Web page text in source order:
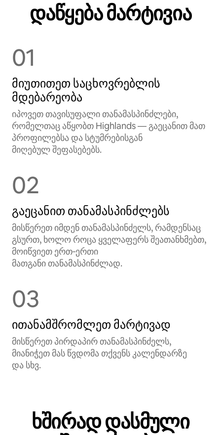
დაწყება მარტივია
01
მიუთითეთ საცხოვრებლის
მდებარეობა
იპოვეთ თავისუფალი თანამასპინძლები,
რომელთაც აწყობთ Highlands — გაეცანით მათ
პროფილებსა და სტუმრებისგან
მიღებულ შეფასებებს.
02
გაეცანით თანამასპინძლებს
მისწერეთ იმდენ თანამასპინძელს, რამდენსაც
გსურთ, ხოლო როცა ყველაფერს შეათანხმებთ,
მოიწვიეთ ერთ‑ერთი
მათგანი თანამასპინძლად.
03
ითანამშრომლეთ მარტივად
მისწერეთ პირდაპირ თანამასპინძელს,
მიანიჭეთ მას წვდომა თქვენს კალენდარზე
და სხვ.
ხშირად დასმული